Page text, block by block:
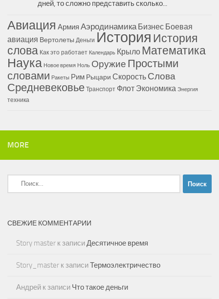
дней, то сложно представить сколько...
Авиация Армия Аэродинамика Бизнес Боевая
авиация Вертолеты Деньги История История
слова Как это работает Календарь Крыло Математика
Наука Новое время Ноль Оружие Простыми
словами Ракеты Рим Рыцари Скорость Слова
Средневековье Транспорт Флот Экономика Энергия
техника
MORE
Найти:
СВЕЖИЕ КОММЕНТАРИИ
Story master к записиДесятичное время
Story_master к записиТермоэлектричество
Андрей к записи Что такое деньги